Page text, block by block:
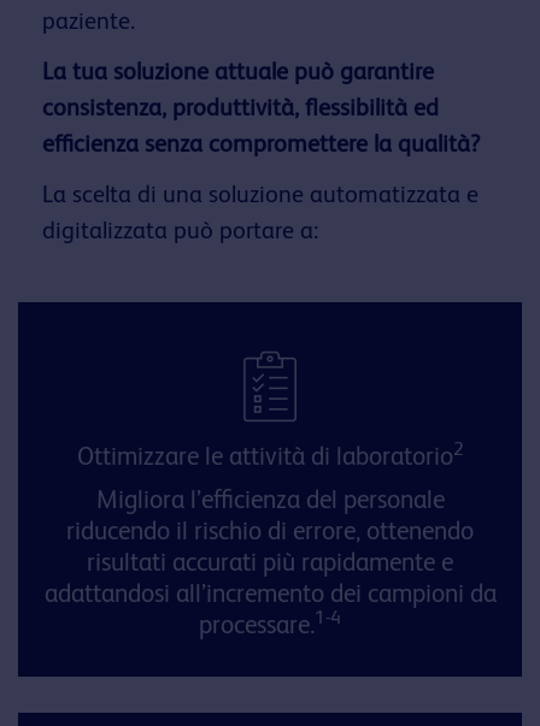
paziente.
La tua soluzione attuale può garantire
consistenza, produttività, flessibilità ed
efficienza senza compromettere la qualità?
La scelta di una soluzione automatizzata e
digitalizzata può portare a:​
Ottimizzare le attività di laboratorio2
​Migliora l’efficienza del personale
riducendo il rischio di errore, ottenendo
risultati accurati più rapidamente e
adattandosi all’incremento dei campioni da
processare.1-4